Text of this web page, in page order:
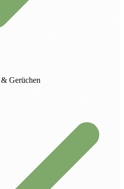
Gerüchen